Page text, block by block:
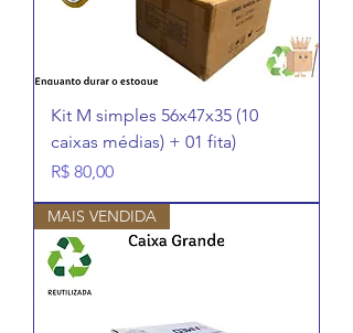
Kit M simples 56x47x35 (10
caixas médias) + 01 fita)
Preço
R$ 80,00
MAIS VENDIDA